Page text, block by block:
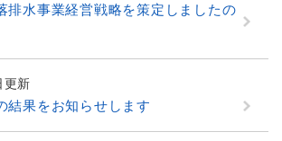
排水事業経営戦略を策定しましたの
更新
結果をお知らせします